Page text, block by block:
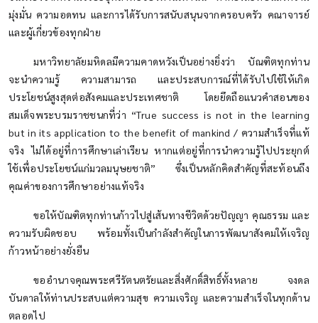
มุ่งมั่น ความอดทน และการได้รับการสนับสนุนจากครอบครัว คณาจารย์
และผู้เกี่ยวข้องทุกฝ่าย
มหาวิทยาลัยมหิดลมีความคาดหวังเป็นอย่างยิ่งว่า บัณฑิตทุกท่าน
จะนำความรู้ ความสามารถ และประสบการณ์ที่ได้รับไปใช้ให้เกิด
ประโยชน์สูงสุดต่อสังคมและประเทศชาติ โดยยึดถือแนวคำสอนของ
สมเด็จพระบรมราชชนกที่ว่า “True success is not in the learning
but in its application to the benefit of mankind / ความสำเร็จที่แท้
จริง ไม่ได้อยู่ที่การศึกษาเล่าเรียน หากแต่อยู่ที่การนำความรู้ไปประยุกต์
ใช้เพื่อประโยชน์แก่มวลมนุษยชาติ” ซึ่งเป็นหลักคิดสำคัญที่สะท้อนถึง
คุณค่าของการศึกษาอย่างแท้จริง
ขอให้บัณฑิตทุกท่านก้าวไปสู่เส้นทางชีวิตด้วยปัญญา คุณธรรม และ
ความรับผิดชอบ พร้อมทั้งเป็นกำลังสำคัญในการพัฒนาสังคมให้เจริญ
ก้าวหน้าอย่างยั่งยืน
ขออำนาจคุณพระศรีรัตนตรัยและสิ่งศักดิ์สิทธิ์ทั้งหลาย จงดล
บันดาลให้ท่านประสบแต่ความสุข ความเจริญ และความสำเร็จในทุกด้าน
ตลอดไป